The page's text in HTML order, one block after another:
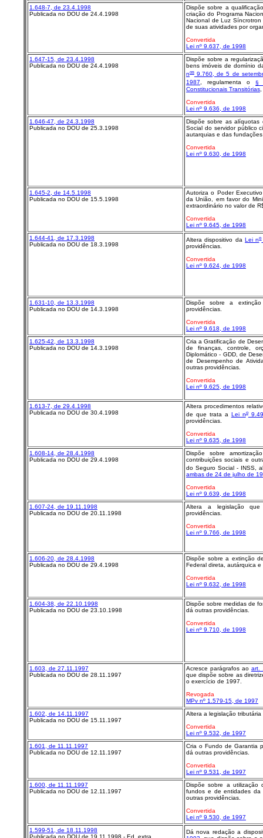
1.648-7, de 23.4.1998
Publicada no DOU de 24.4.1998
Dispõe sobre a
criação do Programa
Nacional de Luz
de suas atividades por
Convertida
Lei nº 9.637, de 1998
1.647-15, de 23.4.1998
Publicada no DOU de 24.4.1998
Dispõe sobre a
bens imóveis de domínio
nos 9.760, de 5 de
1987, regulamenta o §
Constitucionais Transitórias
Convertida
Lei nº 9.636, de 1998
1.646-47, de 24.3.1998
Publicada no DOU de 25.3.1998
Dispõe sobre as alíquotas
Social do servidor público
autarquias e das
Convertida
Lei nº 9.630, de 1998
1.645-2, de 14.5.1998
Publicada no DOU de 15.5.1998
Autoriza o Poder
da União, em favor do
extraordinário no valor de
Convertida
Lei nº 9.645, de 1998
1.644-41, de 17.3.1998
Publicada no DOU de 18.3.1998
Altera dispositivo daLei no
providências.
Convertida
Lei nº 9.624, de 1998
1.631-10, de 13.3.1998
Publicada no DOU de 14.3.1998
Dispõe sobre a
providências.
Convertida
Lei nº 9.618, de 1998
1.625-42, de 13.3.1998
Publicada no DOU de 14.3.1998
Cria a Gratificação de
de finanças, controle,
Diplomático - GDD, de
de Desempenho de
outras providências.
Convertida
Lei nº 9.625, de 1998
1.613-7, de 29.4.1998
Publicada no DOU de 30.4.1998
Altera procedimentos
de que trata a Lei no
providências.
Convertida
Lei nº 9.635, de 1998
1.608-14, de 28.4.1998
Publicada no DOU de 29.4.1998
Dispõe sobre
contribuições sociais e
do Seguro Social - INSS,
ambas de 24 de julho de
Convertida
Lei nº 9.639, de 1998
1.607-24, de 19.11.1998
Publicada no DOU de 20.11.1998
Altera a legislação
providências.
Convertida
Lei nº 9.766, de 1998
1.606-20, de 28.4.1998
Publicada no DOU de 29.4.1998
Dispõe sobre a extinção
Federal direta, autárquica
Convertida
Lei nº 9.632, de 1998
1.604-38, de 22.10.1998
Publicada no DOU de 23.10.1998
Dispõe sobre medidas de
dá outras providências.
Convertida
Lei nº 9.710, de 1998
1.603, de 27.11.1997
Publicada no DOU de 28.11.1997
Acresce parágrafos ao art.
que dispõe sobre as
o exercício de 1997.
Revogada
MPv nº 1.579-15, de 1997
1.602, de 14.11.1997
Publicada no DOU de 15.11.1997
Altera a legislação
Convertida
Lei nº 9.532, de 1997
1.601, de 11.11.1997
Publicada no DOU de 12.11.1997
Cria o Fundo de Garantia
dá outras providências.
Convertida
Lei nº 9.531, de 1997
1.600, de 11.11.1997
Publicada no DOU de 12.11.1997
Dispõe sobre a utilização
fundos e de entidades da
outras providências.
Convertida
Lei nº 9.530, de 1997
1.599-51, de 18.11.1998
Publicada no DOU de 19.11.1998 - Ed. extra
Dá nova redação a